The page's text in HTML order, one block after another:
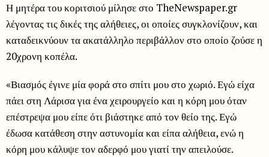
Η μητέρα του κοριτσιού μίλησε στο TheNewspaper.gr
λέγοντας τις δικές της αλήθειες, οι οποίες συγκλονίζουν, και
καταδεικνύουν τα ακατάλληλο περιβάλλον στο οποίο ζούσε η
20χρονη κοπέλα.
«Βιασμός έγινε μία φορά στο σπίτι μου στο χωριό. Εγώ είχα
πάει στη Λάρισα για ένα χειρουργείο και η κόρη μου όταν
επέστρεψα μου είπε ότι βιάστηκε από τον θείο της. Εγώ
έδωσα κατάθεση στην αστυνομία και είπα αλήθεια, ενώ η
κόρη μου κάλυψε τον αδερφό μου γιατί την απειλούσε.